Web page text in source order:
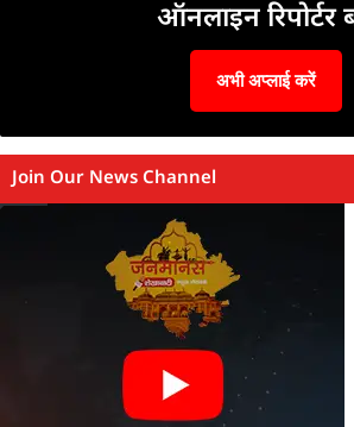
ऑनलाइन रिपोर्टर
अभी अप्लाई करें
Join Our News Channel